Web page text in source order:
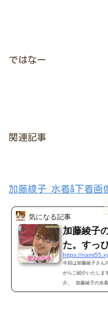
ではなー
関連記事
加藤綾子 水着&下着画
気になる記事
加藤綾子
た。すっ
https://
今回は加藤綾子さん
がらご紹介いたしま
介。 加藤綾子の水
年1月27日号の「